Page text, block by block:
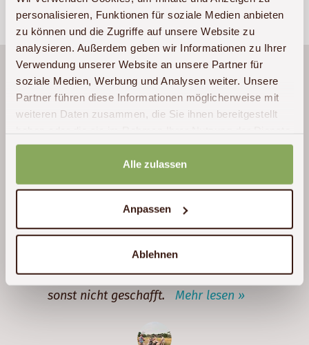
personalisieren, Funktionen für soziale Medien anbieten
zu können und die Zugriffe auf unsere Website zu
analysieren. Außerdem geben wir Informationen zu Ihrer
Verwendung unserer Website an unsere Partner für
soziale Medien, Werbung und Analysen weiter. Unsere
Partner führen diese Informationen möglicherweise mit
weiteren Daten zusammen, die Sie ihnen bereitgestellt
gesammelt haben.
Alle zulassen
Anpassen
Ablehnen
Ein ganz außergewöhnlicher Urlaub,
unvergesslich! Es war eigentlich jeder Tag ein
Overload an Eindrücken! Es war kein
das Maximale an Angeboten vor Ort
mitgenommen. Besondere Highlights waren
der Kidepo-Valley-Nationalpark, das
Schimpansen- und Gorilla Tracking und
Mountainbike Safari im Lake-Mburo-
Nationalpark. Hier hat sich die Extra Nacht
definitiv gelohnt, wir hätten das Programm
sonst nicht geschafft. Mehr lesen »